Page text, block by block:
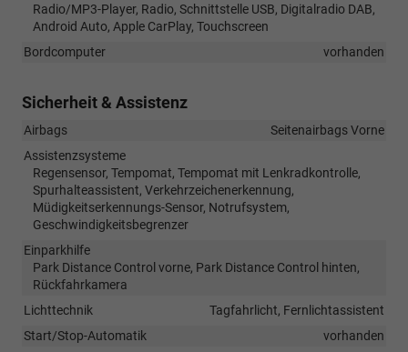
Radio/MP3-Player, Radio, Schnittstelle USB, Digitalradio DAB,
Android Auto, Apple CarPlay, Touchscreen
Bordcomputer
vorhanden
Sicherheit & Assistenz
Airbags
Seitenairbags Vorne
Assistenzsysteme
Regensensor, Tempomat, Tempomat mit Lenkradkontrolle,
Spurhalteassistent, Verkehrzeichenerkennung,
Müdigkeitserkennungs-Sensor, Notrufsystem,
Geschwindigkeitsbegrenzer
Einparkhilfe
Park Distance Control vorne, Park Distance Control hinten,
Rückfahrkamera
Lichttechnik
Tagfahrlicht, Fernlichtassistent
Start/Stop-Automatik
vorhanden